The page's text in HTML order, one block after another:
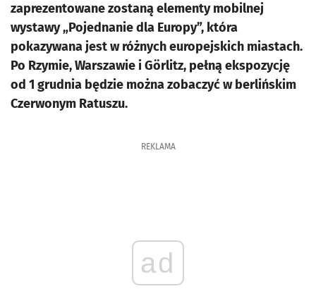
zaprezentowane zostaną elementy mobilnej
wystawy „Pojednanie dla Europy”, która
pokazywana jest w różnych europejskich miastach.
Po Rzymie, Warszawie i Görlitz, pełną ekspozycję
od 1 grudnia będzie można zobaczyć w berlińskim
Czerwonym Ratuszu.
REKLAMA
ad